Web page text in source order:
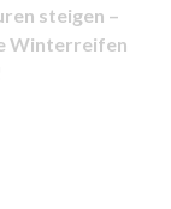
steigen –
Winterreifen